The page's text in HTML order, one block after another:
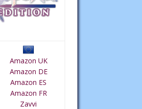
Amazon UK
Amazon DE
Amazon ES
Amazon FR
Zavvi